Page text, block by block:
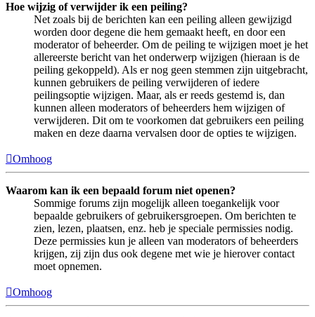
Hoe wijzig of verwijder ik een peiling?
Net zoals bij de berichten kan een peiling alleen gewijzigd
worden door degene die hem gemaakt heeft, en door een
moderator of beheerder. Om de peiling te wijzigen moet je het
allereerste bericht van het onderwerp wijzigen (hieraan is de
peiling gekoppeld). Als er nog geen stemmen zijn uitgebracht,
kunnen gebruikers de peiling verwijderen of iedere
peilingsoptie wijzigen. Maar, als er reeds gestemd is, dan
kunnen alleen moderators of beheerders hem wijzigen of
verwijderen. Dit om te voorkomen dat gebruikers een peiling
maken en deze daarna vervalsen door de opties te wijzigen.
Omhoog
Waarom kan ik een bepaald forum niet openen?
Sommige forums zijn mogelijk alleen toegankelijk voor
bepaalde gebruikers of gebruikersgroepen. Om berichten te
zien, lezen, plaatsen, enz. heb je speciale permissies nodig.
Deze permissies kun je alleen van moderators of beheerders
krijgen, zij zijn dus ook degene met wie je hierover contact
moet opnemen.
Omhoog